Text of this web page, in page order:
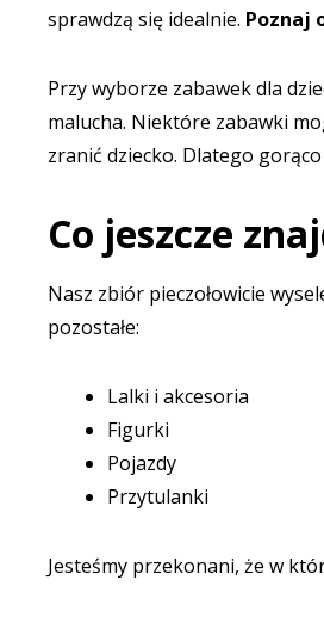
sprawdzą się idealnie. Poznaj
Przy wyborze zabawek dla
malucha. Niektóre zabawki
zranić dziecko. Dlatego
Co jeszcze
Nasz zbiór pieczołowicie
pozostałe:
Lalki i akcesoria
Figurki
Pojazdy
Przytulanki
Jesteśmy przekonani, że w